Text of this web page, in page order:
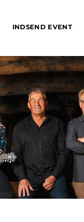
INDSEND EVENT